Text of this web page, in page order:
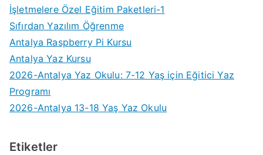
İşletmelere Özel Eğitim Paketleri-1
Sıfırdan Yazılım Öğrenme
Antalya Raspberry Pi Kursu
Antalya Yaz Kursu
2026-Antalya Yaz Okulu: 7-12 Yaş için Eğitici Yaz
Programı
2026-Antalya 13-18 Yaş Yaz Okulu
Etiketler